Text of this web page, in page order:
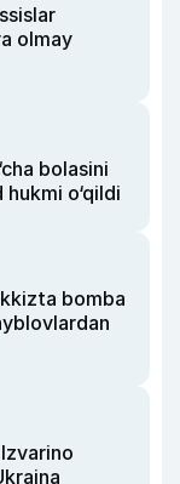
olmay
bolasini
o‘qildi
bomba